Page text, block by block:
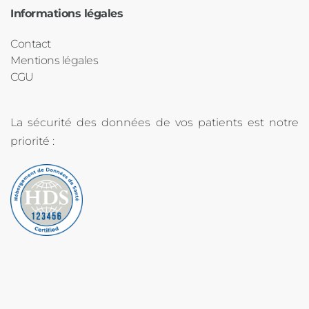
La sécurité des données de vos patients est notre
priorité :
Informations légales
Contact
Mentions légales
CGU